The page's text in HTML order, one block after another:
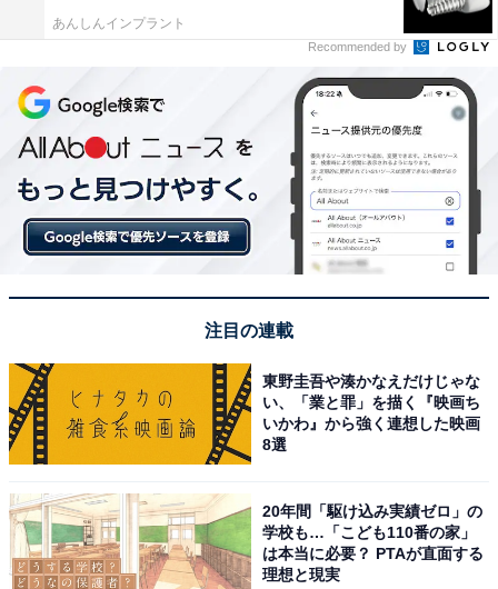
前の記事
第12回
「難関校だから」で選ぶと後
差値校を目指すことの弊害
次の記事
第14回
験」4つのメリット
2 3
あんしんインプラント
Recommended by
注目の連載
東野圭吾や湊かなえだけじゃな
い、「業と罪」を描く『映画ち
いかわ』から強く連想した映画
8選
20年間「駆け込み実績ゼロ」の
学校も…「こども110番の家」
は本当に必要？ PTAが直面する
理想と現実